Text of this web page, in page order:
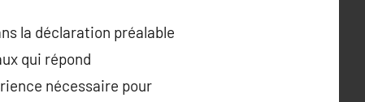
la déclaration préalable
qui répond
nécessaire pour